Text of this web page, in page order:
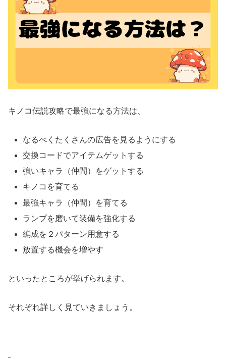
キノコ伝説攻略で最強になる方法は、
なるべくたくさんの広告を見るようにする
交換コードでアイテムゲットする
強いキャラ（仲間）をゲットする
キノコを育てる
最強キャラ（仲間）を育てる
ランプを磨いて装備を強化する
編成を２パターン用意する
放置する機会を増やす
といったところが挙げられます。
それぞれ詳しく見ていきましょう。